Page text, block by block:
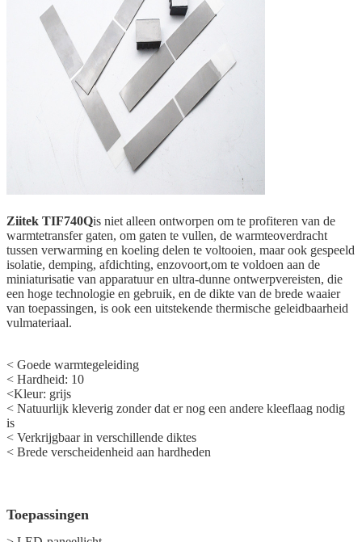
Ziitek TIF740Qis niet alleen ontworpen om te profiteren van de
warmtetransfer gaten, om gaten te vullen, de warmteoverdracht
tussen verwarming en koeling delen te voltooien, maar ook gespeeld
isolatie, demping, afdichting, enzovoort,om te voldoen aan de
miniaturisatie van apparatuur en ultra-dunne ontwerpvereisten, die
een hoge technologie en gebruik, en de dikte van de brede waaier
van toepassingen, is ook een uitstekende thermische geleidbaarheid
vulmateriaal.
< Goede warmtegeleiding
< Hardheid: 10
<Kleur: grijs
< Natuurlijk kleverig zonder dat er nog een andere kleeflaag nodig
is
< Verkrijgbaar in verschillende diktes
< Brede verscheidenheid aan hardheden
Toepassingen